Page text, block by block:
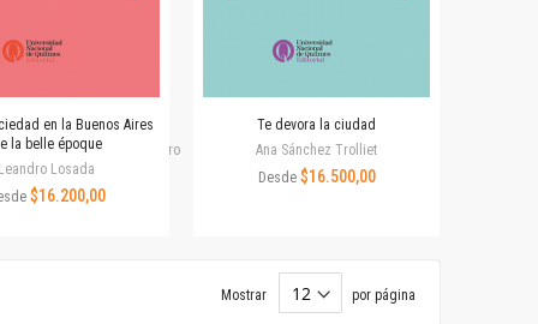
María Núñez, Martín Castro
en la Buenos Aires
la belle époque
Leandro Losada
$16.200,00
Te devora la ciudad
Ana Sánchez Trolliet
Desde $16.500,00
Mostrar por página